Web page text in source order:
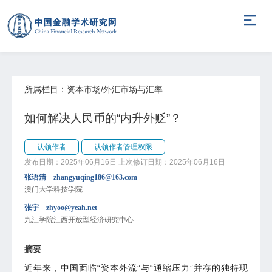
所属栏目：资本市场/外汇市场与汇率
如何解决人民币的“内升外贬”？
认领作者
认领作者管理权限
发布日期：2025年06月16日
上次修订日期：2025年06月16日
张语清 zhangyuqing186@163.com
澳门大学科技学院
张宇 zhyoo@yeah.net
九江学院江西开放型经济研究中心
摘要
近年来，中国面临“资本外流”与“通缩压力”并存的独特现